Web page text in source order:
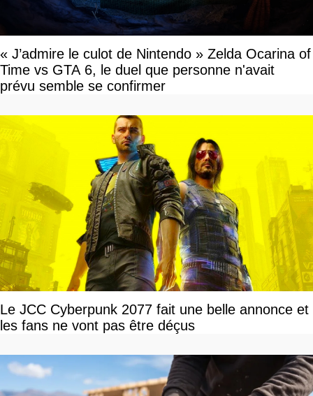
« J’admire le culot de Nintendo » Zelda Ocarina of
Time vs GTA 6, le duel que personne n'avait
prévu semble se confirmer
Le JCC Cyberpunk 2077 fait une belle annonce et
les fans ne vont pas être déçus